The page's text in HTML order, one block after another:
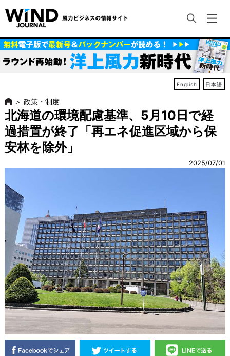
English 日本語
＞ 政策・制度
北海道の環境配慮基準、5月10日で経
過措置が終了「再エネ促進区域から保
安林を除外」
2025/07/01